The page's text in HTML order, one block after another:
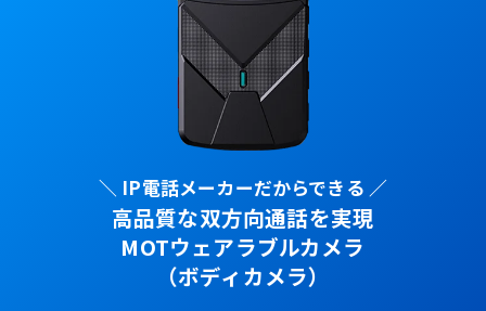
＼ IP電話メーカーだからできる ／
高品質な双方向通話を実現
MOTウェアラブルカメラ
（ボディカメラ）